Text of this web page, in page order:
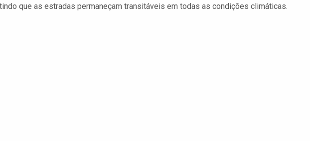
que as estradas permaneçam transitáveis em todas as condições climáticas.